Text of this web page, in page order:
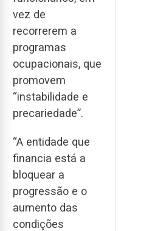
vez de
recorrerem a
programas
ocupacionais, que
promovem
“instabilidade e
precariedade”.
“A entidade que
financia está a
bloquear a
progressão e o
aumento das
condições